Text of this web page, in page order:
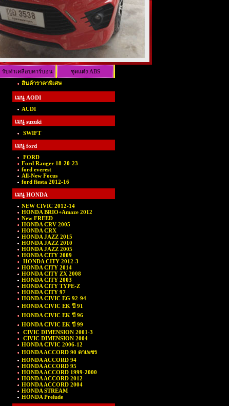
รับทำเคลือบคาร์บอน
เคฟล่าร์
ชุดแต่ง ABS
สินค้าราคาพิเศษ
เมนู AODI
AUDI
เมนู suzuki
SWIFT
เมนู ford
FORD
Ford Ranger 18-20-23
ford everest
All-New Focus
ford fiesta 2012-16
เมนู HONDA
NEW CIVIC 2012-14
HONDA BRIO+Amaze 2012
New FREED
HONDA CRV 2005
HONDA CRX
HONDA JAZZ 2015
HONDA JAZZ 2010
HONDA JAZZ 2005
HONDA CITY 2009
HONDA CITY 2012-3
HONDA CITY 2014
HONDA CITY ZX 2008
HONDA CITY 2003
HONDA CITY TYPE-Z
HONDA CITY 97
HONDA CIVIC EG 92-94
HONDA CIVIC EK ปี 91
HONDA CIVIC EK ปี 96
HONDA CIVIC EK ปี 99
CIVIC DIMENSION 2001-3
CIVIC DIMENSION 2004
HONDA CIVIC 2006-12
HONDA ACCORD 90 ตาเพชร
HONDA ACCORD 94
HONDA ACCORD 95
HONDA ACCORD 1999-2000
HONDA ACCORD 2012
HONDA ACCORD 2004
HONDA STREAM
HONDA Prelude